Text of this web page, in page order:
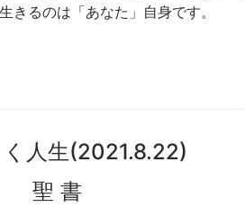
きるのは「あなた」自身です。
人生(2021.8.22)
聖 書